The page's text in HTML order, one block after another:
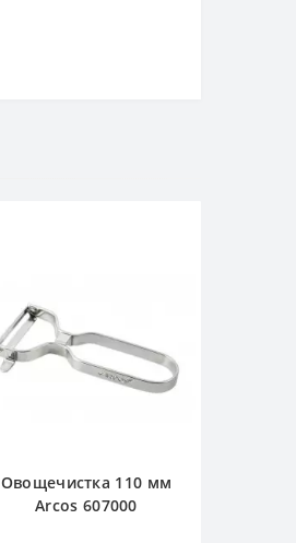
Овощечистка 110 мм
Arcos 607000